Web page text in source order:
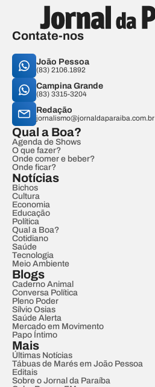
Contate-nos
João Pessoa
(83) 2106.1892
Campina Grande
(83) 3315-3204
Redação
jornalismo@jornaldaparaiba.com.br
Qual a Boa?
Agenda de Shows
O que fazer?
Onde comer e beber?
Onde ficar?
Notícias
Bichos
Cultura
Economia
Educação
Política
Qual a Boa?
Cotidiano
Saúde
Tecnologia
Meio Ambiente
Blogs
Caderno Animal
Conversa Política
Pleno Poder
Sílvio Osias
Saúde Alerta
Mercado em Movimento
Papo Íntimo
Mais
Últimas Notícias
Tábuas de Marés em João Pessoa
Editais
Sobre o Jornal da Paraíba